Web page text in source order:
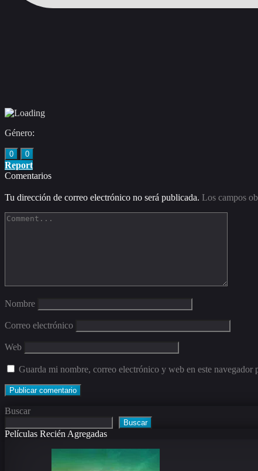
Género:
0 0
Report
Comentarios
Tu dirección de correo electrónico no será publicada. Los campos
Nombre
Correo electrónico
Web
Guarda mi nombre, correo electrónico y web en este navegador
Buscar
Buscar
Películas Recién Agregadas